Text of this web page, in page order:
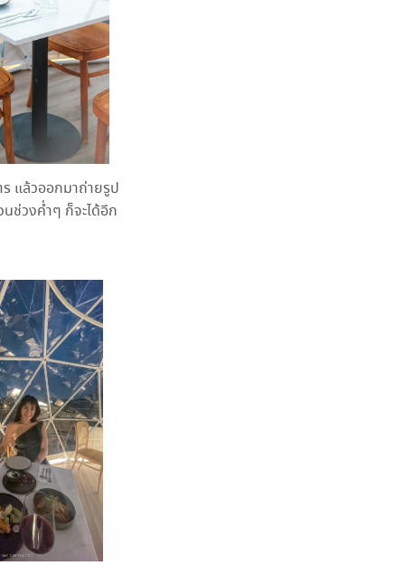
แล้วออกมาถ่ายรูป
ช่วงค่ำๆ ก็จะได้อีก